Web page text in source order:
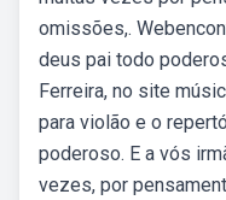
omissões,.
deus pai todo
Ferreira, no site
para violão e o
poderoso. E a vós
vezes, por